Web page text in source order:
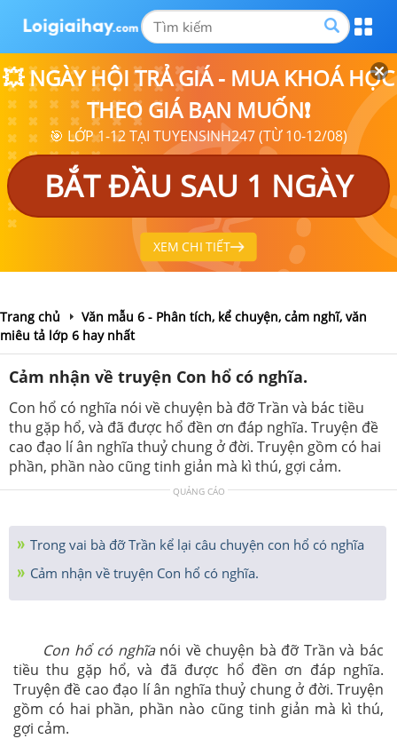
💥 NGÀY HỘI TRẢ GIÁ - MUA KHOÁ HỌC
THEO GIÁ BẠN MUỐN❗
🎯 LỚP 1-12 TẠI TUYENSINH247 (TỪ 10-12/08)
BẮT ĐẦU SAU 1 NGÀY
XEM CHI TIẾT
Trang chủ
Văn mẫu 6 - Phân tích, kể chuyện, cảm nghĩ, văn
miêu tả lớp 6 hay nhất
Cảm nhận về truyện Con hổ có nghĩa.
Con hổ có nghĩa nói về chuyện bà đỡ Trần và bác tiều
thu gặp hổ, và đã được hổ đền ơn đáp nghĩa. Truyện đề
cao đạo lí ân nghĩa thuỷ chung ở đời. Truyện gồm có hai
phần, phần nào cũng tinh giản mà kì thú, gợi cảm.
QUẢNG CÁO
Trong vai bà đỡ Trần kể lại câu chuyện con hổ có nghĩa
Cảm nhận về truyện Con hổ có nghĩa.
Con hổ có nghĩanói về chuyện bà đỡ Trần và bác
tiều thu gặp hổ, và đã được hổ đền ơn đáp nghĩa.
Truyện đề cao đạo lí ân nghĩa thuỷ chung ở đời. Truyện
gồm có hai phần, phần nào cũng tinh giản mà kì thú,
gợi cảm.